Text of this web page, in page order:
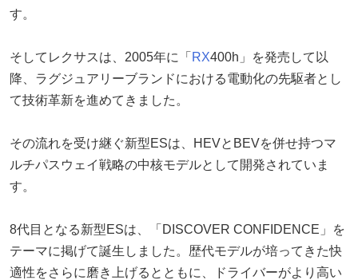
す。
そしてレクサスは、2005年に「 RX400h」を発売して以
降、ラグジュアリーブランドにおける電動化の先駆者とし
て技術革新を進めてきました。
その流れを受け継ぐ新型ESは、HEVとBEVを併せ持つマ
ルチパスウェイ戦略の中核モデルとして開発されていま
す。
8代目となる新型ESは、「DISCOVER CONFIDENCE」を
テーマに掲げて誕生しました。歴代モデルが培ってきた快
適性をさらに磨き上げるとともに、ドライバーがより高い